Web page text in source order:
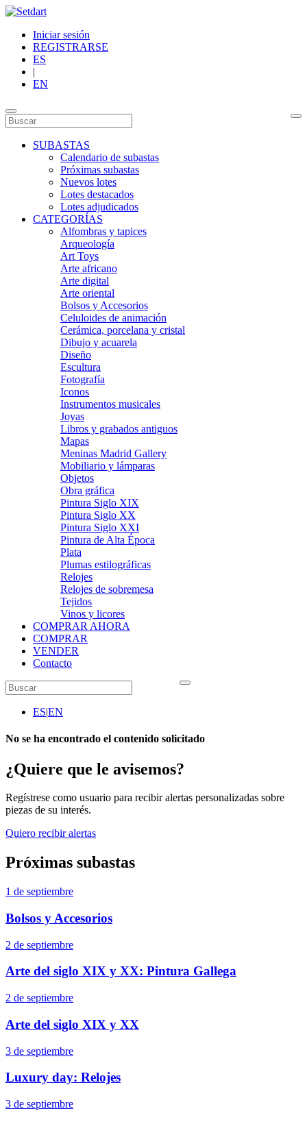
Iniciar sesión
REGISTRARSE
ES
|
EN
SUBASTAS
Calendario de subastas
Próximas subastas
Nuevos lotes
Lotes destacados
Lotes adjudicados
CATEGORÍAS
Alfombras y tapices
Arqueología
Art Toys
Arte africano
Arte digital
Arte oriental
Bolsos y Accesorios
Celuloides de animación
Cerámica, porcelana y cristal
Dibujo y acuarela
Diseño
Escultura
Fotografía
Iconos
Instrumentos musicales
Joyas
Libros y grabados antiguos
Mapas
Meninas Madrid Gallery
Mobiliario y lámparas
Objetos
Obra gráfica
Pintura Siglo XIX
Pintura Siglo XX
Pintura Siglo XXI
Pintura de Alta Época
Plata
Plumas estilográficas
Relojes
Relojes de sobremesa
Tejidos
Vinos y licores
COMPRAR AHORA
COMPRAR
VENDER
Contacto
ES|EN
No se ha encontrado el contenido solicitado
¿Quiere que le avisemos?
Regístrese como usuario para recibir alertas personalizadas sobre
piezas de su interés.
Quiero recibir alertas
Próximas subastas
1 de septiembre
Bolsos y Accesorios
2 de septiembre
Arte del siglo XIX y XX: Pintura Gallega
2 de septiembre
Arte del siglo XIX y XX
3 de septiembre
Luxury day: Relojes
3 de septiembre